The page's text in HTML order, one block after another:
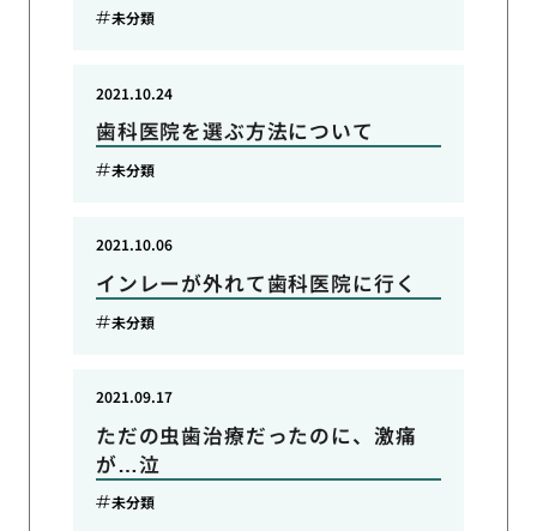
未分類
歯科医院を選ぶ方法について
2021.10.24
未分類
インレーが外れて歯科医院に行く
2021.10.06
未分類
ただの虫歯治療だったのに、激痛
が…泣
2021.09.17
未分類